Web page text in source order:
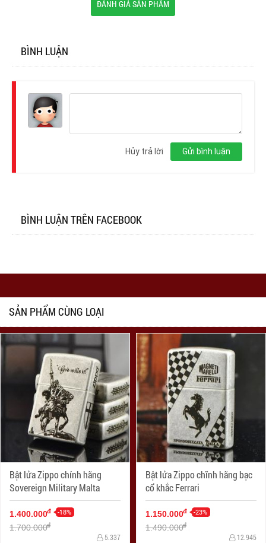
ĐÁNH GIÁ SẢN PHẨM
BÌNH LUẬN
Gửi bình luận
Hủy trả lời
BÌNH LUẬN TRÊN FACEBOOK
SẢN PHẨM CÙNG LOẠI
Bật lửa Zippo chính hãng
Sovereign Military Malta
1.400.000đ -18%
1.700.000đ
5.337
Bật lửa Zippo chĩnh hãng bạc
cổ khắc Ferrari
1.150.000đ -23%
1.490.000đ
12.945